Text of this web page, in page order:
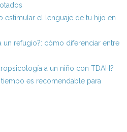
estimular el lenguaje de tu hijo en
un refugio?: cómo diferenciar entre
a un niño con TDAH?
tiempo es recomendable para